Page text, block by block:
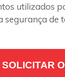
utilizados
de